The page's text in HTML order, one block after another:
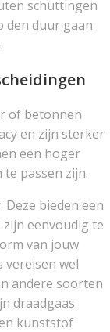
schuttingen
den duur gaan
of betonnen
en zijn sterker
een hoger
passen zijn.
bieden een
eenvoudig te
van jouw
vereisen wel
andere soorten
draadgaas
kunststof